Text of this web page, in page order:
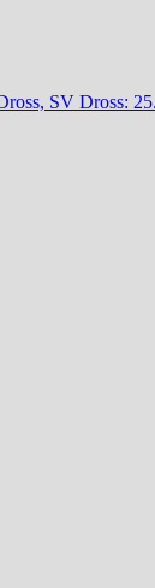
SV Dross: